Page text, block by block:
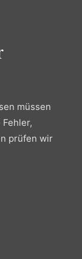
müssen
prüfen wir